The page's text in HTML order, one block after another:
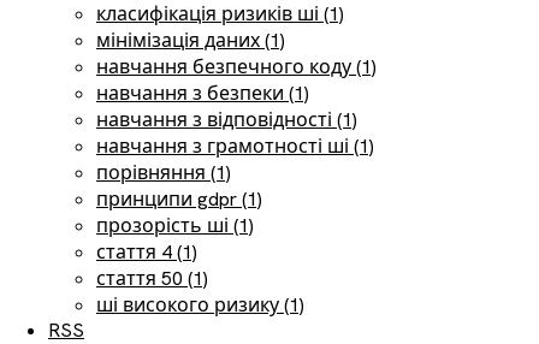
класифікація ризиків ші (1)
мінімізація даних (1)
навчання безпечного коду (1)
навчання з безпеки (1)
навчання з відповідності (1)
навчання з грамотності ші (1)
порівняння (1)
принципи gdpr (1)
прозорість ші (1)
стаття 4 (1)
стаття 50 (1)
ші високого ризику (1)
RSS